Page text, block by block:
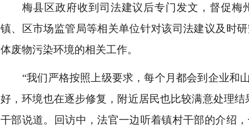
梅县区政府收到司法建议后专门发文，督促梅
镇、区市场监管局等相关单位针对该司法建议及时
体废物污染环境的相关工作。
“我们严格按照上级要求，每个月都会到企业
好，环境也在逐步修复，附近居民也比较满意处理
干部说道。回访中，法官一边听着镇村干部的介绍